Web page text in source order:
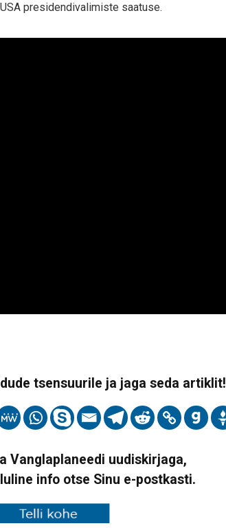
presidendivalimiste saatuse.
tsensuurile ja jaga seda artiklit!
Vanglaplaneedi uudiskirjaga,
info otse Sinu e-postkasti.